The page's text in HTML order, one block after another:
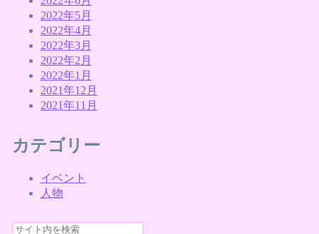
2022年5月
2022年4月
2022年3月
2022年2月
2022年1月
2021年12月
2021年11月
カテゴリー
イベント
人物